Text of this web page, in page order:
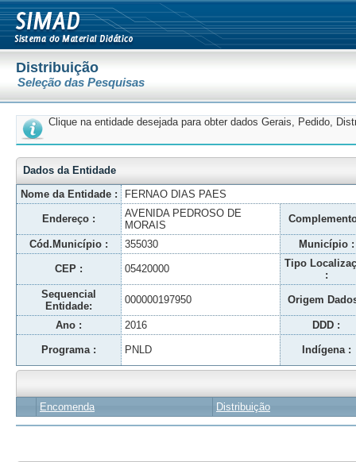
Distribuição
Seleção das Pesquisas
Clique na entidade desejada para obter dados Gerais, Pedido,
Dados da Entidade
Nome da Entidade :
FERNAO DIAS PAES
Endereço :
AVENIDA PEDROSO DE
MORAIS
Cód.Município : 355030 Município :
CEP : 05420000
Tipo
:
Sequencial
Entidade:
000000197950 Origem
Ano : 2016 DDD :
Programa : PNLD Indígena :
Encomenda Distribuição